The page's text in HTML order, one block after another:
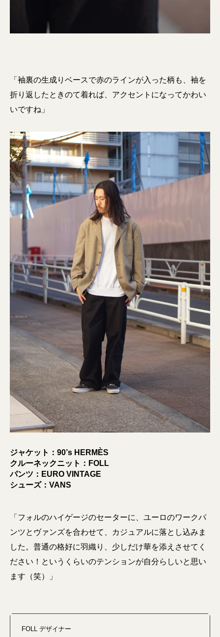
「袖裏の生成りベースで赤のラインが入った柄も、袖を
折り返したときのて着れば、アクセントになってかわい
いですね」
ジャケット：90’s HERMÈS
クルーネックニット：FOLL
パンツ：EURO VINTAGE
シューズ：VANS
「フォルのハイゲージのセーターに、ユーロのワークパ
ンツとヴァンズを合わせて、カジュアルに落とし込みま
した。普通の格好に羽織り、少しだけ華を添えさせてく
ださい！というくらいのテンションが自分らしいと思い
ます（笑）」
FOLL デザイナー